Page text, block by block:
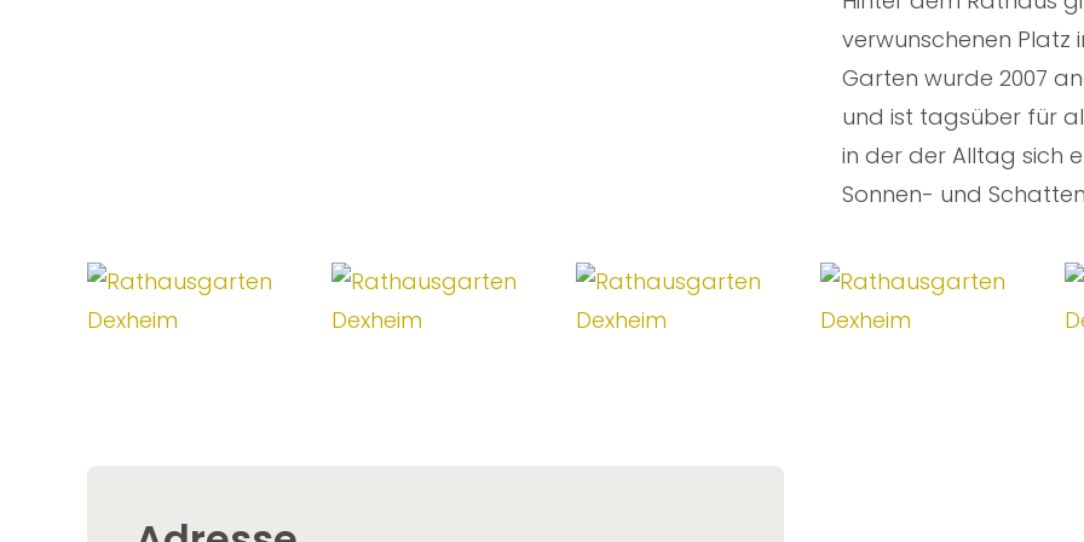
verwunschenen Platz
Garten wurde 2007
und ist tagsüber für
in der der Alltag sich
Sonnen- und